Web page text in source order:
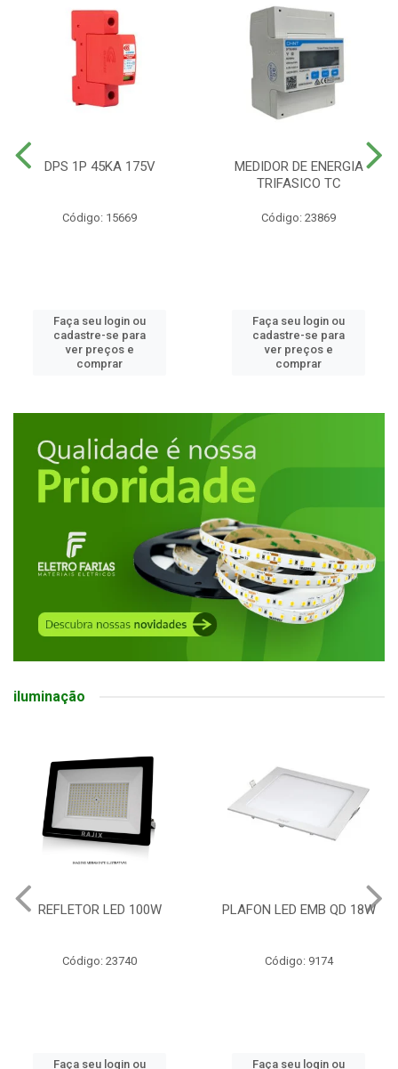
DPS 1P 45KA 175V
Código: 15669
Faça seu login ou
cadastre-se para
ver preços e
comprar
MEDIDOR DE ENERGIA
TRIFASICO TC
Código: 23869
Faça seu login ou
cadastre-se para
ver preços e
comprar
iluminação
REFLETOR LED 100W
Código: 23740
Faça seu login ou
PLAFON LED EMB QD 18W
Código: 9174
Faça seu login ou